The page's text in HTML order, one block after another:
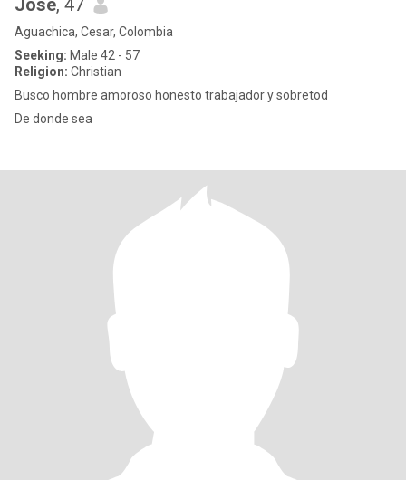
Jose, 47
Aguachica, Cesar, Colombia
Seeking: Male 42 - 57
Religion: Christian
Busco hombre amoroso honesto trabajador y sobretod
De donde sea